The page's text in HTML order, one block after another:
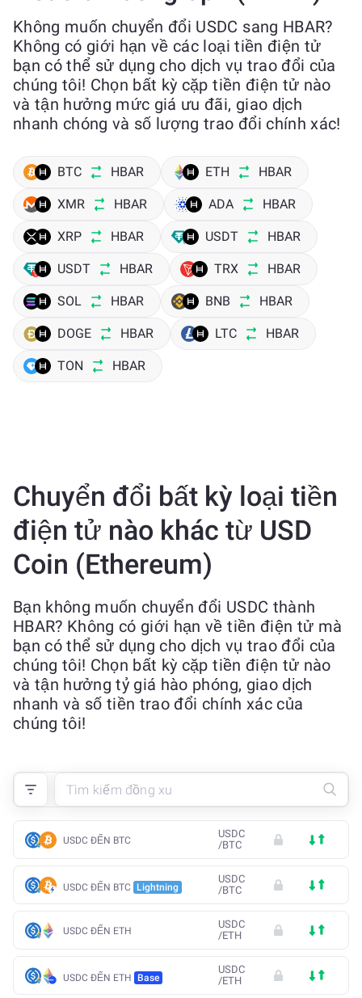
Không muốn chuyển đổi USDC sang HBAR?
Không có giới hạn về các loại tiền điện tử
bạn có thể sử dụng cho dịch vụ trao đổi của
chúng tôi! Chọn bất kỳ cặp tiền điện tử nào
và tận hưởng mức giá ưu đãi, giao dịch
nhanh chóng và số lượng trao đổi chính xác!
BTC HBAR ETH HBAR
XMR HBAR ADA HBAR
XRP HBAR USDT HBAR
USDT HBAR TRX HBAR
SOL HBAR BNB HBAR
DOGE HBAR LTC HBAR
TON HBAR
Chuyển đổi bất kỳ loại tiền
điện tử nào khác từ USD
Coin (Ethereum)
Bạn không muốn chuyển đổi USDC thành
HBAR? Không có giới hạn về tiền điện tử mà
bạn có thể sử dụng cho dịch vụ trao đổi của
chúng tôi! Chọn bất kỳ cặp tiền điện tử nào
và tận hưởng tỷ giá hào phóng, giao dịch
nhanh và số tiền trao đổi chính xác của
chúng tôi!
USDC ĐẾN BTC
USDC
/BTC
USDC ĐẾN BTC Lightning
USDC
/BTC
USDC ĐẾN ETH
USDC
/ETH
USDC ĐẾN ETH Base
USDC
/ETH